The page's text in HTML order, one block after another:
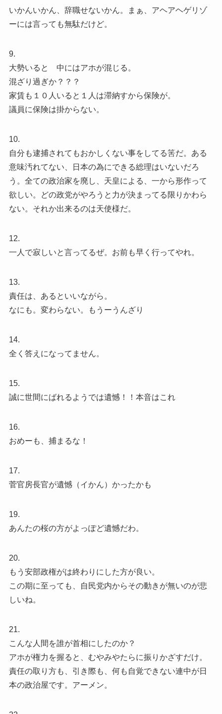
いかんいかん、辞職せないかん。まぁ、アヘアヘゲリゾ
ーには言っても無駄だけど。
9.
大勢いると 中にはアホが混じる。
混ざり過ぎか？？？
家賃も１０人いると１人は滞納すから保険が。
議員に保険は掛からない。
10.
自分も逮捕されてもおかしくない事をしてる筈だ。ある
意味汚れてない、日本の為にできる総理はいないだろ
う。全ての政治家を廃し、天皇による、一から形作って
欲しい。どの政党がやろうと力が決まってる限りかわら
ない。それか出来るのは天使様だ。
12.
一人で寂しいと言ってるぜ。お前も早く行ってやれ。
13.
責任は、あるといいながら。
なにも。変わらない。もうーうんざり
14.
全く答えになってません。
15.
誠に世間にばれるようでは遺憾！！本音はこれ
16.
おめーも、捕まるな！
17.
菅官房長官が遺憾（イかん）かったかも
19.
あんたの桜の方がよっぽど遺憾だわ。
20.
もう安部政権がは終わりにした方が良い。
この期に至っても、自民党内からその動きが無いのが悲
しいね。
21.
こんな人間を誰が首相にしたのか？
アホが権力を握ると、むやみやたらに振りかざすだけ。
責任の取り方も、引き際も、何も自覚できない連中が日
本の政治屋です。アーメン。